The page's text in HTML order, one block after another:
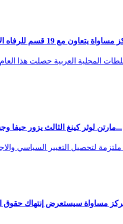
مارتن لوثر كينغ الثالث يزور حيفا وجسر الزرقاء بمبادرة...